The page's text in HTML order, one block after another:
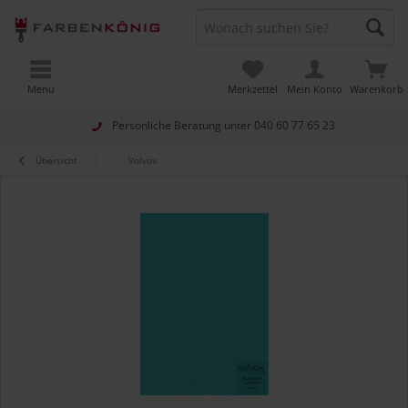
Persönliche Beratung unter 040 60 77 65 23
Warenkorb
Merkzettel Mein Konto
Menü
Übersicht Volvox